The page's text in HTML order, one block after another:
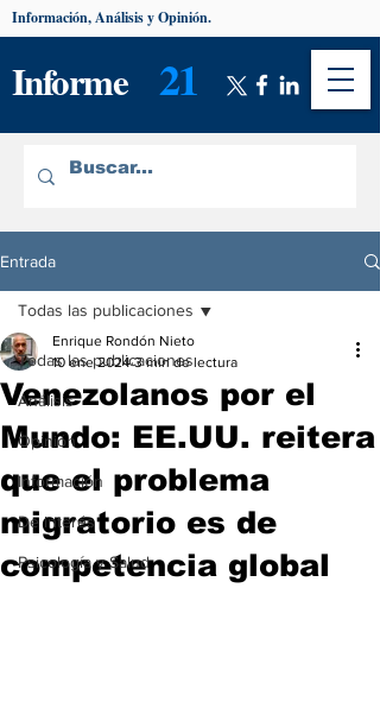
Informe 21
Información, Análisis y Opinión.
Entrada
Todas las publicaciones
Análisis
Opinión
Información
De interés
Psicología y Salud
Todas las publicaciones
Venezolanos por el
Mundo: EE.UU. reitera
que el problema
migratorio es de
competencia global
Enrique Rondón Nieto
10 ene 2024 3 min de lectura